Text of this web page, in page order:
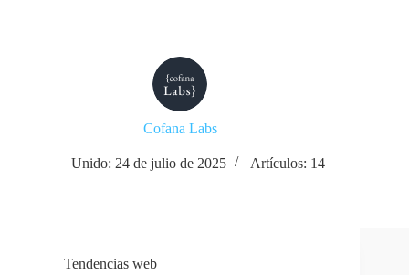
Cofana Labs
Unido: 24 de julio de 2025 Artículos: 14
Tendencias web